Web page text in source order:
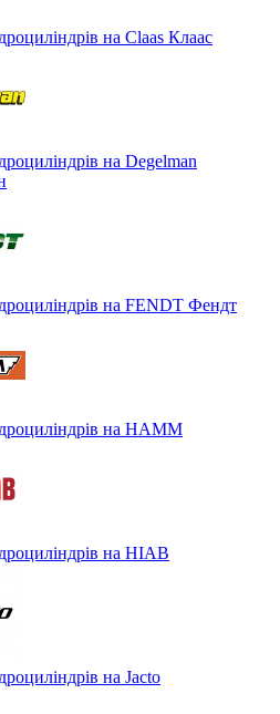
на Claas Клаас
на Degelman
на FENDT Фендт
на HAMM
на HIAB
на Jacto